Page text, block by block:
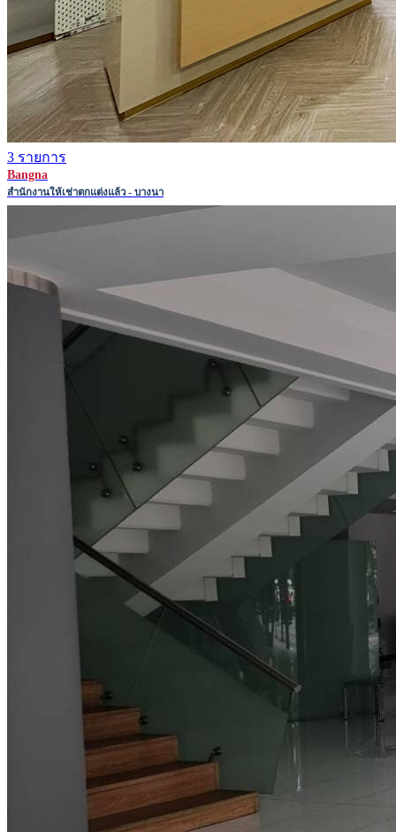
3 รายการ
Bangna
สำนักงานให้เช่าตกแต่งแล้ว - บางนา